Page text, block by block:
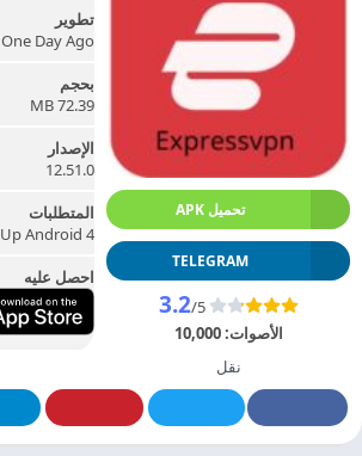
تحميل APK
TELEGRAM
3.2/5
الأصوات:10,000
نقل
تطوير
One Day Ago
بحجم
72.39 MB
الإصدار
12.51.0
المتطلبات
Up Android 4
احصل عليه